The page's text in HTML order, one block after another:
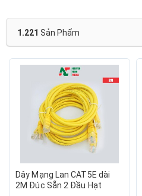
1.221 Sản Phẩm
Dây Mạng Lan CAT5E dài
2M Đúc Sẵn 2 Đầu Hạt